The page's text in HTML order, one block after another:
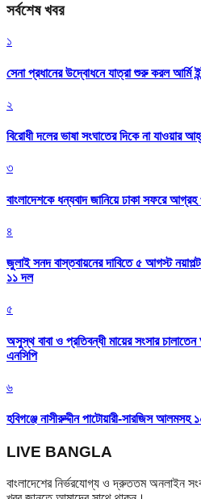
সর্বশেষ খবর
১
সেনা প্রধানের উদ্বোধনে যাত্রা শুরু করল আর্মি
২
বিরোধী দলের ভাষা সংঘাতের দিকে না যাওয়ার
৩
বাংলাদেশকে ধন্যবাদ জানিয়ে ঢাকা সফরে
৪
জুলাই সনদ বাস্তবায়নের দাবিতে ৫ আগস্ট
১১ দল
৫
অসুস্থ বাবা ও প্রতিবন্ধী মায়ের সংসার
এনসিপি
৬
হবিগঞ্জে নাসীরুদ্দীন পাটোয়ারী-সারজিস আলমসহ
LIVE BANGLA
বাংলাদেশের নির্ভরযোগ্য ও দ্রুততম অনলাইন